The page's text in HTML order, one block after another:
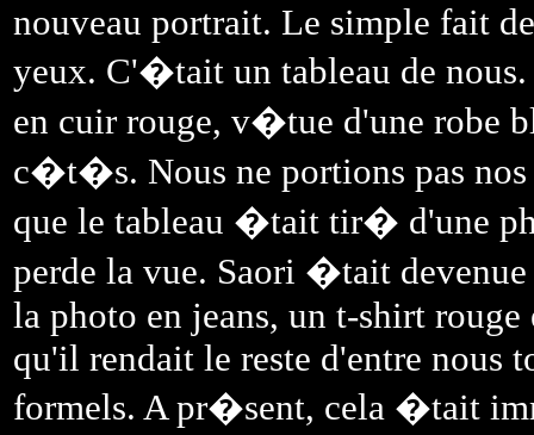
nouveau portrait. Le simple fait
yeux. C'�tait un tableau de
en cuir rouge, v�tue d'une robe
c�t�s. Nous ne portions pas
que le tableau �tait tir� d'une
perde la vue. Saori �tait
la photo en jeans, un t-shirt
qu'il rendait le reste d'entre nous
formels. A pr�sent, cela �tait